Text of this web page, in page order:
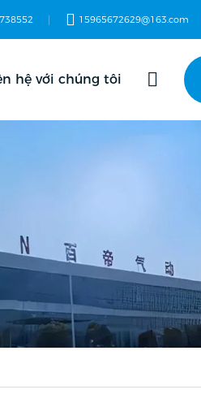
15965672629@163.com
hệ với chúng tôi